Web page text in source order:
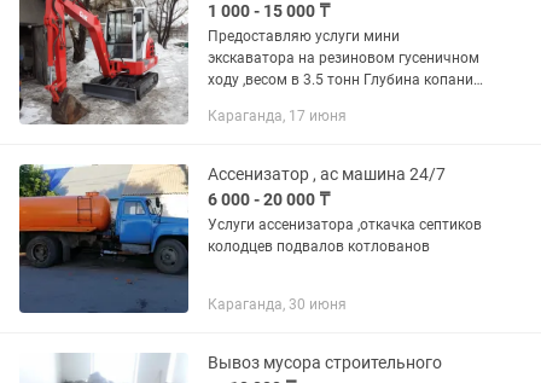
1 000 - 15 000 ₸
Предоставляю услуги мини
экскаватора на резиновом гусеничном
ходу ,весом в 3.5 тонн Глубина копания
коммуникации :
септики,колодцы, котлованыи...
Караганда, 17 июня
Ассенизатор , ас машина 24/7
6 000 - 20 000 ₸
Услуги ассенизатора ,откачка септиков
колодцев подвалов котлованов
Караганда, 30 июня
Вывоз мусора строительного